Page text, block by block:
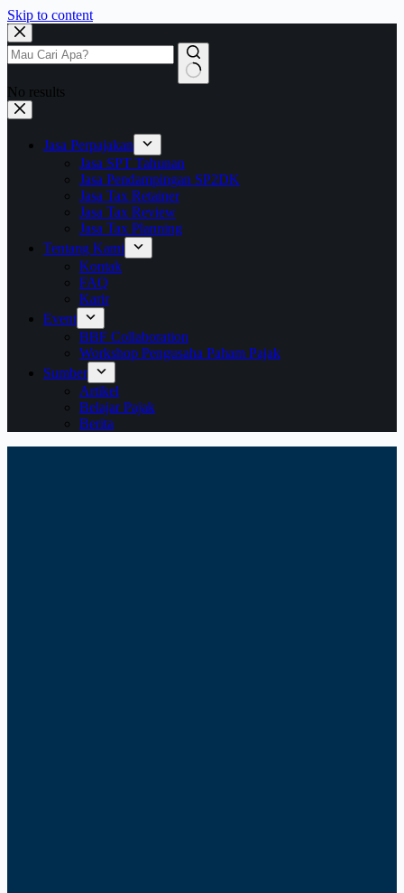
Skip to content
No results
Jasa Perpajakan
Jasa SPT Tahunan
Jasa Pendampingan SP2DK
Jasa Tax Retainer
Jasa Tax Review
Jasa Tax Planning
Tentang Kami
Kontak
FAQ
Karir
Event
BBF Collaboration
Workshop Pengusaha Paham Pajak
Sumber
Artikel
Belajar Pajak
Berita